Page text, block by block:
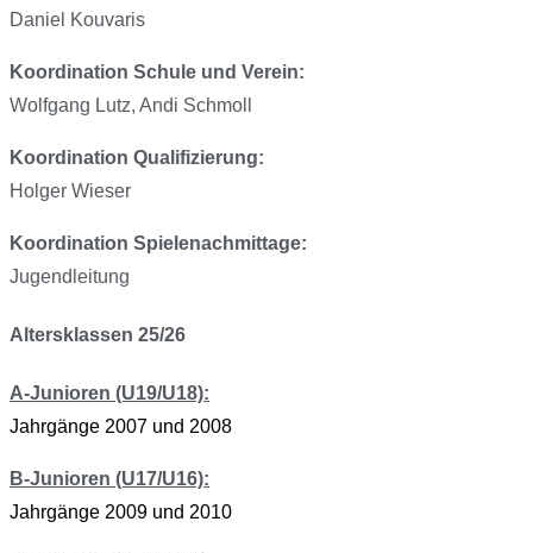
Daniel Kouvaris
Koordination Schule und Verein:
Wolfgang Lutz, Andi Schmoll
Koordination Qualifizierung:
Holger Wieser
Koordination Spielenachmittage:
Jugendleitung
Altersklassen 25/26
A-Junioren (U19/U18):
Jahrgänge 2007 und 2008
B-Junioren (U17/U16):
Jahrgänge 2009 und 2010